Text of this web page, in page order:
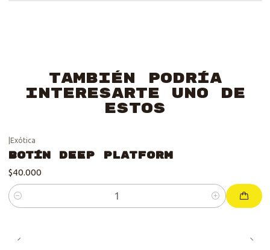
También podría
interesarte uno de
estos
Exótica
Botín Deep Platform
$40.000
Cantidad